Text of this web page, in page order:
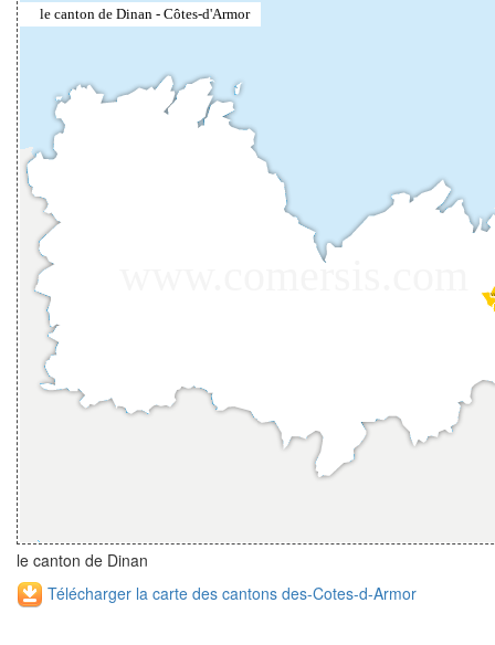
le canton de Dinan
Télécharger la carte des cantons des-Cotes-d-Armor